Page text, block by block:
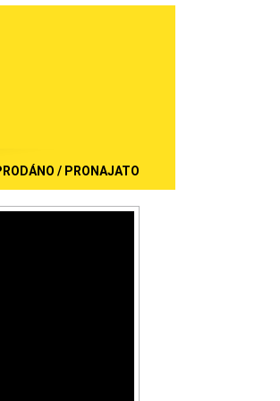
/ PRONAJATO